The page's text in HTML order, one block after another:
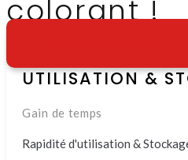
UTILISATION &
Gain de temps
Rapidité d'utilisation &